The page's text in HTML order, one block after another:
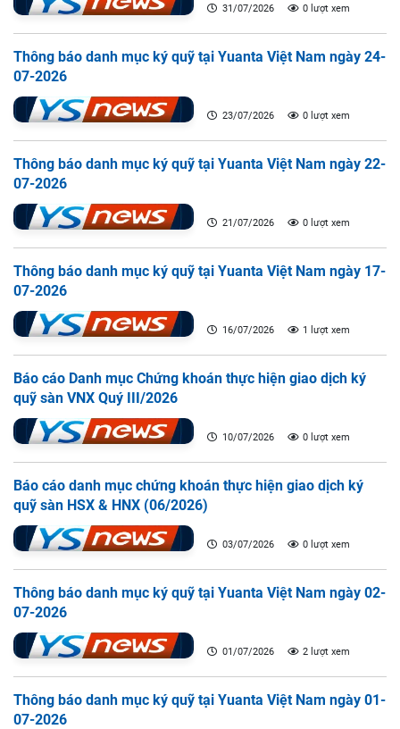
31/07/2026 0 lượt xem
Thông báo danh mục ký quỹ tại Yuanta Việt Nam ngày 24-
07-2026
23/07/2026 0 lượt xem
Thông báo danh mục ký quỹ tại Yuanta Việt Nam ngày 22-
07-2026
21/07/2026 0 lượt xem
Thông báo danh mục ký quỹ tại Yuanta Việt Nam ngày 17-
07-2026
16/07/2026 1 lượt xem
Báo cáo Danh mục Chứng khoán thực hiện giao dịch ký
quỹ sàn VNX Quý III/2026
10/07/2026 0 lượt xem
Báo cáo danh mục chứng khoán thực hiện giao dịch ký
quỹ sàn HSX & HNX (06/2026)
03/07/2026 0 lượt xem
Thông báo danh mục ký quỹ tại Yuanta Việt Nam ngày 02-
07-2026
01/07/2026 2 lượt xem
Thông báo danh mục ký quỹ tại Yuanta Việt Nam ngày 01-
07-2026